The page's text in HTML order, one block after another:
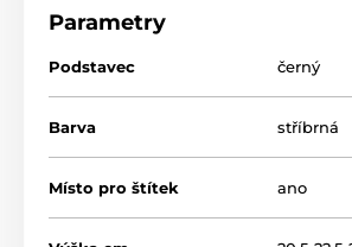
Parametry
Podstavec černý
Barva stříbrná
Místo pro štítek ano